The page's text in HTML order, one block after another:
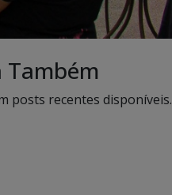
Também
posts recentes disponíveis.